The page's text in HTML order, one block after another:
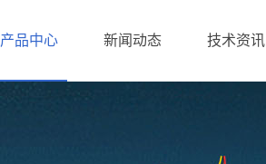
产品中心 新闻动态 技术资讯